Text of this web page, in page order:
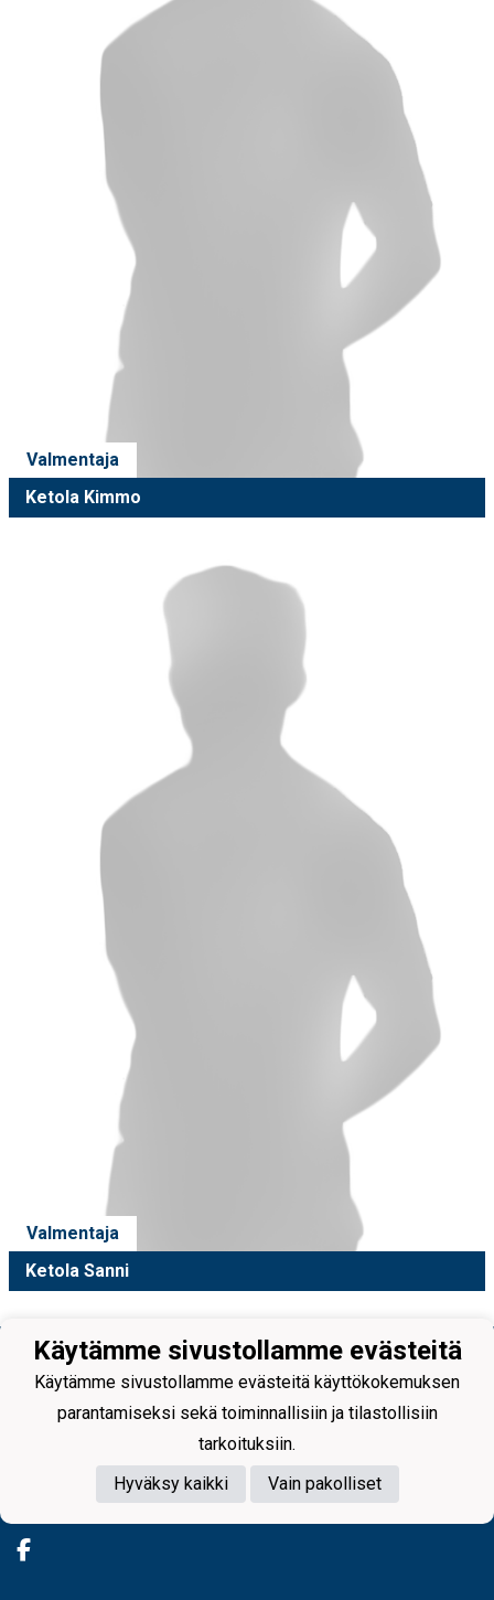
Valmentaja
Ketola Kimmo
Valmentaja
Ketola Sanni
Tietosuojaseloste
Käytämme sivustollamme evästeitä
Käytämme sivustollamme evästeitä käyttökokemuksen
parantamiseksi sekä toiminnallisiin ja tilastollisiin
tarkoituksiin.
Hyväksy kaikki
Vain pakolliset